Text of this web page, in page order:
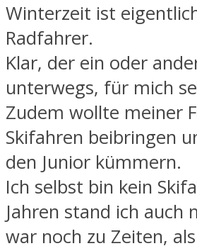
Winterzeit ist
Radfahrer.
Klar, der ein oder
unterwegs, für mich
Zudem wollte meiner
Skifahren beibringen
den Junior kümmern.
Ich selbst bin kein
Jahren stand ich auch
war noch zu Zeiten,